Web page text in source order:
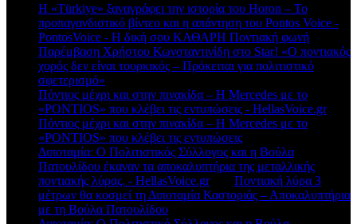
Η «Türkiye» ξαναγράφει την ιστορία του Horon – Το
προπαγανδιστικό βίντεο και η απάντηση του Pontos Voice -
PontosVoice - H δική σου ΚΑΘΑΡΗ Ποντιακή φωνή
Παρέμβαση Χρήστου Κωνσταντινίδη στο Star! «Ο ποντιακός
χορός δεν είναι τουρκικός – Πρόκειται για πολιτιστικό
σφετερισμό»
Πόντιος μέχρι και στην πινακίδα – Η Mercedes με το
«PONTIOS» που κλέβει τις εντυπώσεις - HellasVoice.grστο
Πόντιος μέχρι και στην πινακίδα – Η Mercedes με το
«PONTIOS» που κλέβει τις εντυπώσεις
Διποταμία: Ο Πολιτιστικός Σύλλογος και η Βούλα
Πατουλίδου έκαναν τα αποκαλυπτήρια της μεταλλικής
ποντιακής λύρας. - HellasVoice.grστο Ποντιακή λύρα 3
μέτρων θα κοσμεί τη Διποταμία Καστοριάς – Αποκαλυπτήρια
με τη Βούλα Πατουλίδου